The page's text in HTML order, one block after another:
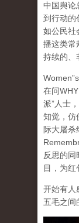
中国舆论
到行动的
如公民社
播这类常
持续的、
在问
派”人士
知觉，仿
际大屠
反思的
目，为红
开始有人
五毛之间